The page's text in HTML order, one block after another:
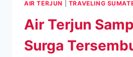
AIR TERJUN TRAVELING
Air Terjun
Surga